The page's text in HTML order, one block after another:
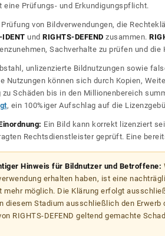
eine Prüfungs- und Erkundigungspflicht.
Prüfung von Bildverwendungen, die
und RIGHTS-DEFEND zusammen.
Sachverhalte zu prüfen und
unlizenzierte Bildnutzungen sowie
Nutzungen können sich durch Kopien,
zu Schäden bis in den Millionenbereich
, ein 100%iger Aufschlag auf die
Ein Bild kann korrekt lizenziert
Rechtsdienstleister geprüft. Eine
Hinweis für Bildnutzer und Betroffene:
erhalten haben, ist eine
mehr möglich. Die Klärung erfolgt
diesem Stadium ausschließlich den Erwerb
RIGHTS-DEFEND geltend gemachte